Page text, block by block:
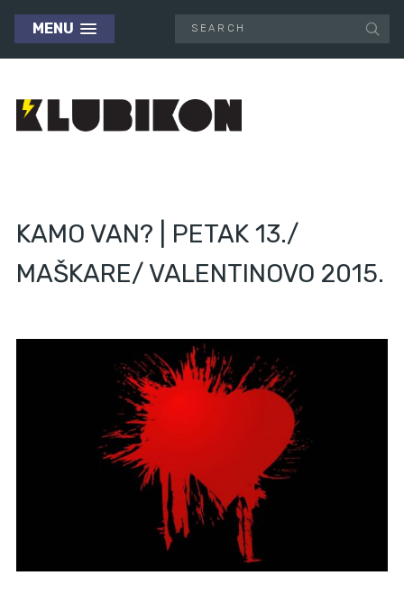
MENU
KAMO VAN? | PETAK 13./
MAŠKARE/ VALENTINOVO 2015.